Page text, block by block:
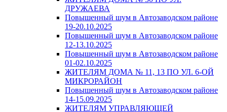
ДРУЖАЕВА
Повышенный шум в Автозаводском районе
19-20.10.2025
Повышенный шум в Автозаводском районе
12-13.10.2025
Повышенный шум в Автозаводском районе
01-02.10.2025
ЖИТЕЛЯМ ДОМА № 11, 13 ПО УЛ. 6-ОЙ
МИКРОРАЙОН
Повышенный шум в Автозаводском районе
14-15.09.2025
ЖИТЕЛЯМ УПРАВЛЯЮЩЕЙ